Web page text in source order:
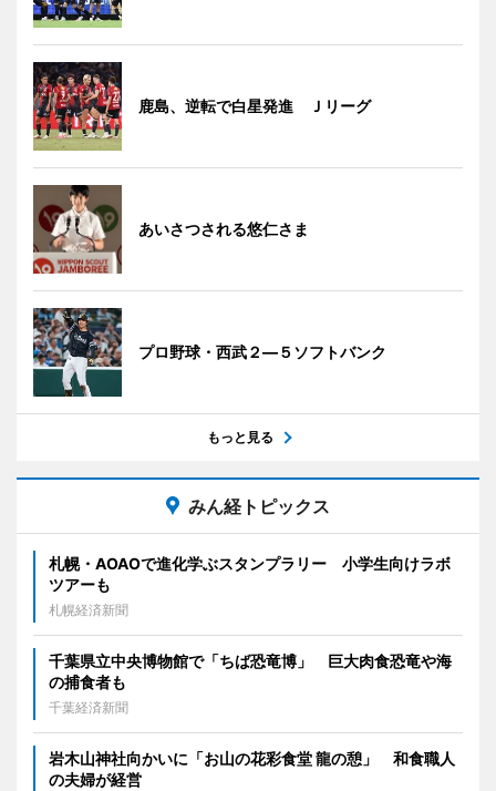
鹿島、逆転で白星発進 Ｊリーグ
あいさつされる悠仁さま
プロ野球・西武２―５ソフトバンク
もっと見る
みん経トピックス
札幌・AOAOで進化学ぶスタンプラリー 小学生向けラボ
ツアーも
札幌経済新聞
千葉県立中央博物館で「ちば恐竜博」 巨大肉食恐竜や海
の捕食者も
千葉経済新聞
岩木山神社向かいに「お山の花彩食堂 龍の憩」 和食職人
の夫婦が経営